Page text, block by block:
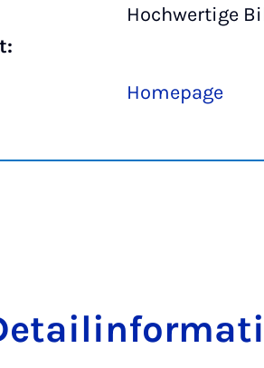
Hochwertige
Homepage